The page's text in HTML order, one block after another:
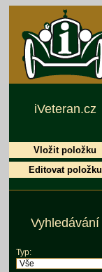
iVeteran.cz
Vložit položku
Editovat položku
Vyhledávání
Typ: